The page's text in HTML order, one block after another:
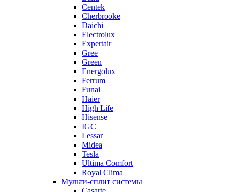
Centek
Cherbrooke
Daichi
Electrolux
Expertair
Gree
Green
Energolux
Ferrum
Funai
Haier
High Life
Hisense
IGC
Lessar
Midea
Tesla
Ultima Comfort
Royal Clima
Мульти-сплит системы